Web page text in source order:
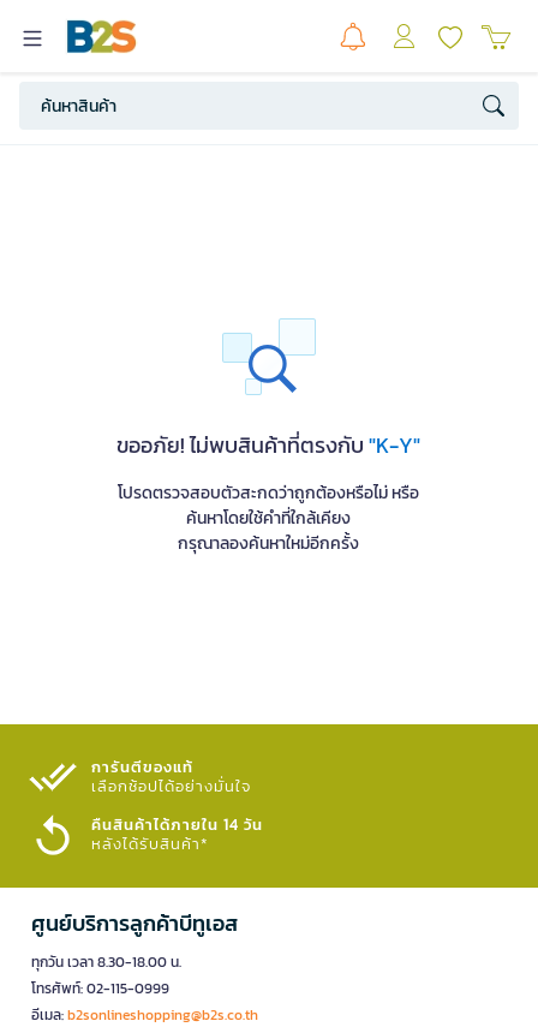
ขออภัย! ไม่พบสินค้าที่ตรงกับ"K-Y"
โปรดตรวจสอบตัวสะกดว่าถูกต้องหรือไม่ หรือ
ค้นหาโดยใช้คำที่ใกล้เคียง
กรุณาลองค้นหาใหม่อีกครั้ง
การันตีของแท้
เลือกช้อปได้อย่างมั่นใจ​
คืนสินค้าได้ภายใน 14 วัน
หลังได้รับสินค้า*
ศูนย์บริการลูกค้าบีทูเอส
ทุกวัน เวลา 8.30-18.00 น.
โทรศัพท์: 02-115-0999
อีเมล:b2sonlineshopping@b2s.co.th